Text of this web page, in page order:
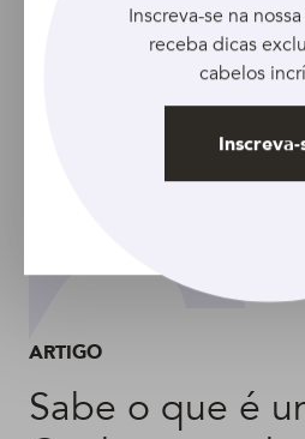
ARTIGO
Sabe o que é
Inscreva-se na
receba dicas
cabelos
Inscreva-